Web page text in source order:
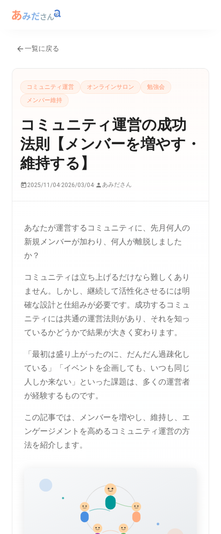
一覧に戻る
コミュニティ運営 オンラインサロン
勉強会
メンバー維持
コミュニティ運営の成功
法則【メンバーを増やす・
維持する】
2025/11/04·2026/03/04· あみださん
あなたが運営するコミュニティに、先月何人の
新規メンバーが加わり、何人が離脱しました
か？
コミュニティは立ち上げるだけなら難しくあり
ません。しかし、継続して活性化させるには明
確な設計と仕組みが必要です。成功するコミュ
ニティには共通の運営法則があり、それを知っ
ているかどうかで結果が大きく変わります。
「最初は盛り上がったのに、だんだん過疎化し
ている」「イベントを企画しても、いつも同じ
人しか来ない」といった課題は、多くの運営者
が経験するものです。
この記事では、メンバーを増やし、維持し、エ
ンゲージメントを高めるコミュニティ運営の方
法を紹介します。